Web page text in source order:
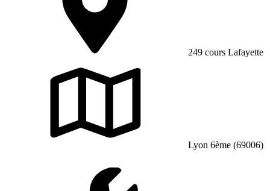
249 cours Lafayette
Lyon 6ème (69006)